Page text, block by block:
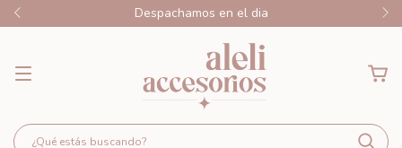
Despachamos en el dia